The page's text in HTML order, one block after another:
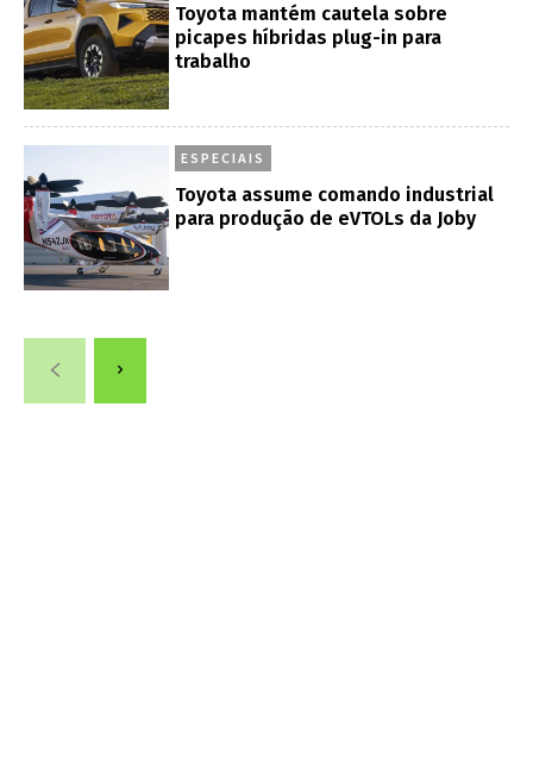
Toyota mantém cautela sobre
picapes híbridas plug-in para
trabalho
ESPECIAIS
Toyota assume comando industrial
para produção de eVTOLs da Joby